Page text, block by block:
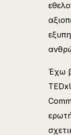
Έχω